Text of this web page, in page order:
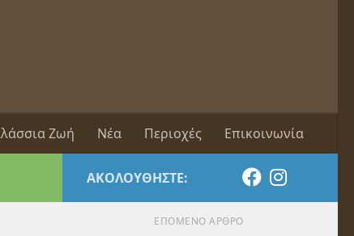
Ζωή Νέα Περιοχές Επικοινωνία
ΑΚΟΛΟΥΘΉΣΤΕ:
ΕΠΌΜΕΝΟ ΆΡΘΡΟ